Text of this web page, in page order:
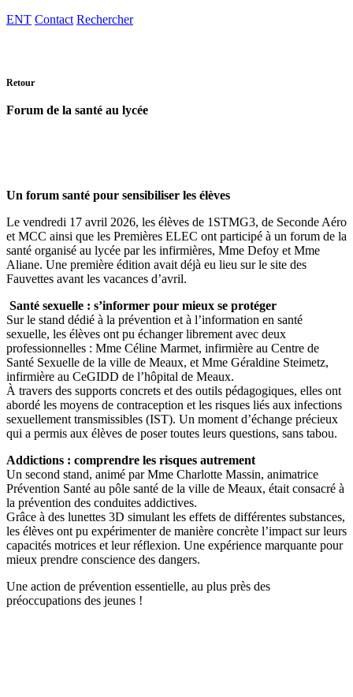
ENT Contact Rechercher
Retour
Forum de la santé au lycée
Un forum santé pour sensibiliser les élèves
Le vendredi 17 avril 2026, les élèves de 1STMG3, de Seconde Aéro
et MCC ainsi que les Premières ELEC ont participé à un forum de la
santé organisé au lycée par les infirmières, Mme Defoy et Mme
Aliane. Une première édition avait déjà eu lieu sur le site des
Fauvettes avant les vacances d’avril.
Santé sexuelle : s’informer pour mieux se protéger
Sur le stand dédié à la prévention et à l’information en santé
sexuelle, les élèves ont pu échanger librement avec deux
professionnelles : Mme Céline Marmet, infirmière au Centre de
Santé Sexuelle de la ville de Meaux, et Mme Géraldine Steimetz,
infirmière au CeGIDD de l’hôpital de Meaux.
À travers des supports concrets et des outils pédagogiques, elles ont
abordé les moyens de contraception et les risques liés aux infections
sexuellement transmissibles (IST). Un moment d’échange précieux
qui a permis aux élèves de poser toutes leurs questions, sans tabou.
Addictions : comprendre les risques autrement
Un second stand, animé par Mme Charlotte Massin, animatrice
Prévention Santé au pôle santé de la ville de Meaux, était consacré à
la prévention des conduites addictives.
Grâce à des lunettes 3D simulant les effets de différentes substances,
les élèves ont pu expérimenter de manière concrète l’impact sur leurs
capacités motrices et leur réflexion. Une expérience marquante pour
mieux prendre conscience des dangers.
Une action de prévention essentielle, au plus près des
préoccupations des jeunes !